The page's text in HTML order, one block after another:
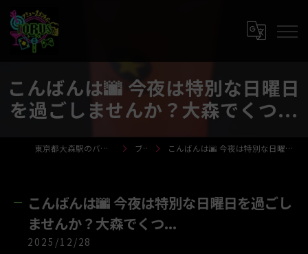
こんばんは🌆 今夜は特別な日曜日
を過ごしませんか？大森でくつ...
東京都大森駅のバーならTORUS-トーラス- ブログ こんばんは🌆 今夜は特別な日曜日を過ごしませんか？大森でくつ...
こんばんは🌆 今夜は特別な日曜日を過ごし
ませんか？大森でくつ...
2025/12/28